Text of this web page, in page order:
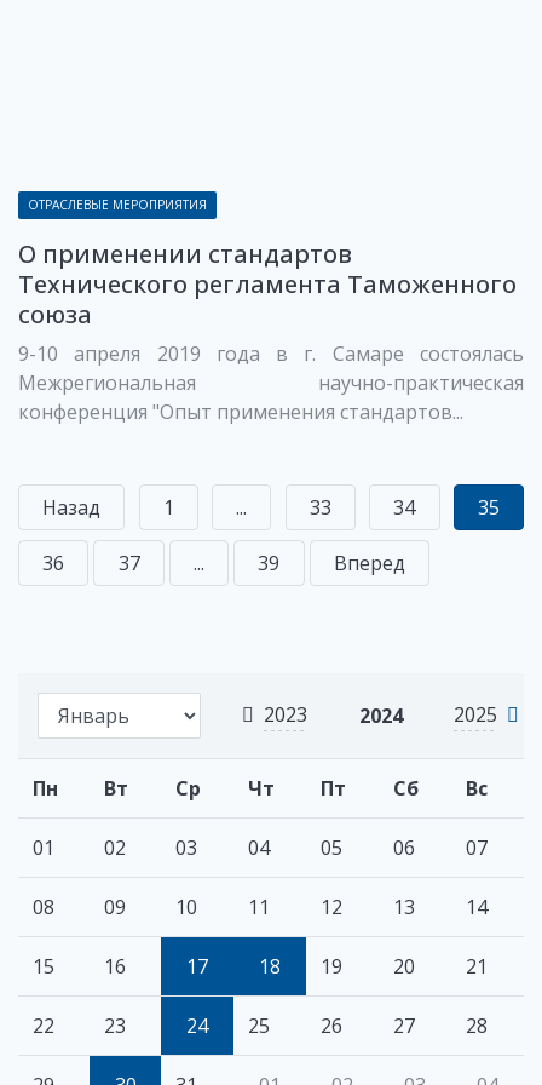
2023 2024 2025
Пн Вт Ср Чт Пт Сб Вс
01 02 03 04 05 06 07
08 09 10 11 12 13 14
15 16 17 18 19 20 21
22 23 24 25 26 27 28
ОТРАСЛЕВЫЕ МЕРОПРИЯТИЯ
О применении стандартов
Технического регламента Таможенного
союза
9-10 апреля 2019 года в г. Самаре состоялась
Межрегиональная научно-практическая
конференция "Опыт применения стандартов...
Назад 1 ... 33 34 35
36 37 ... 39 Вперед